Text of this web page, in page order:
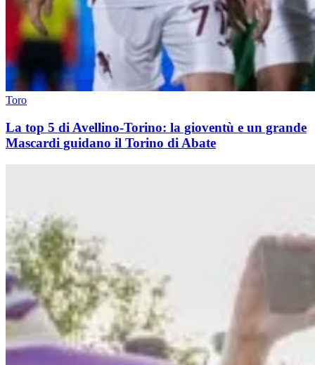
Toro
La top 5 di Avellino-Torino: la gioventù e un grande
Mascardi guidano il Torino di Abate